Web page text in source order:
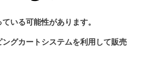
いる可能性があります。
グカートシステムを利用して販売